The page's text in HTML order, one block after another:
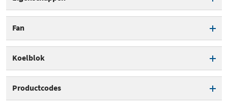
Socket 1200
Socket 1700
Socket 2011/2066
Fan
Fan aansluiting 4 pins
Koelblok
Productcodes